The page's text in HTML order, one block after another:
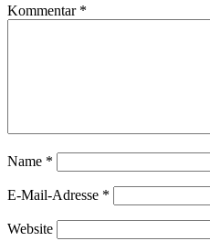
Kommentar *
Name *
E-Mail-Adresse *
Website